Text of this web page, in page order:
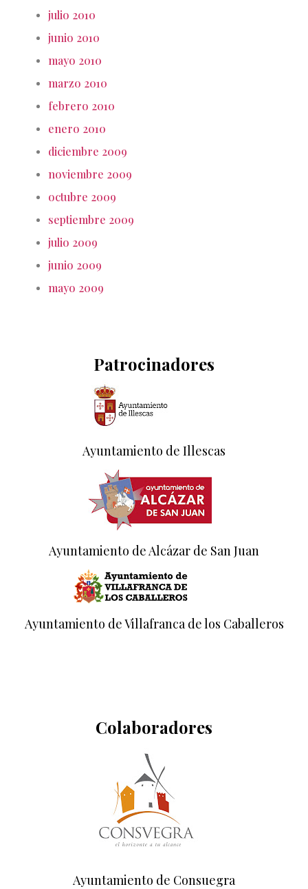
julio 2010
junio 2010
mayo 2010
marzo 2010
febrero 2010
enero 2010
diciembre 2009
noviembre 2009
octubre 2009
septiembre 2009
julio 2009
junio 2009
mayo 2009
Patrocinadores
Ayuntamiento de Illescas
Ayuntamiento de Alcázar de San Juan
Ayuntamiento de Villafranca de los Caballeros
Colaboradores
Ayuntamiento de Consuegra